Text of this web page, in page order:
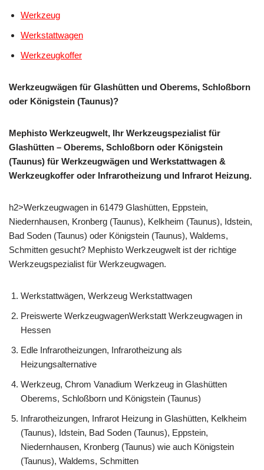
Werkzeug
Werkstattwagen
Werkzeugkoffer
Werkzeugwägen für Glashütten und Oberems, Schloßborn
oder Königstein (Taunus)?
Mephisto Werkzeugwelt, Ihr Werkzeugspezialist für
Glashütten – Oberems, Schloßborn oder Königstein
(Taunus) für Werkzeugwägen und Werkstattwagen &
Werkzeugkoffer oder Infrarotheizung und Infrarot Heizung.
h2>Werkzeugwagen in 61479 Glashütten, Eppstein,
Niedernhausen, Kronberg (Taunus), Kelkheim (Taunus), Idstein,
Bad Soden (Taunus) oder Königstein (Taunus), Waldems,
Schmitten gesucht? Mephisto Werkzeugwelt ist der richtige
Werkzeugspezialist für Werkzeugwagen.
Werkstattwägen, Werkzeug Werkstattwagen
Preiswerte WerkzeugwagenWerkstatt Werkzeugwagen in
Hessen
Edle Infrarotheizungen, Infrarotheizung als
Heizungsalternative
Werkzeug, Chrom Vanadium Werkzeug in Glashütten
Oberems, Schloßborn und Königstein (Taunus)
Infrarotheizungen, Infrarot Heizung in Glashütten, Kelkheim
(Taunus), Idstein, Bad Soden (Taunus), Eppstein,
Niedernhausen, Kronberg (Taunus) wie auch Königstein
(Taunus), Waldems, Schmitten